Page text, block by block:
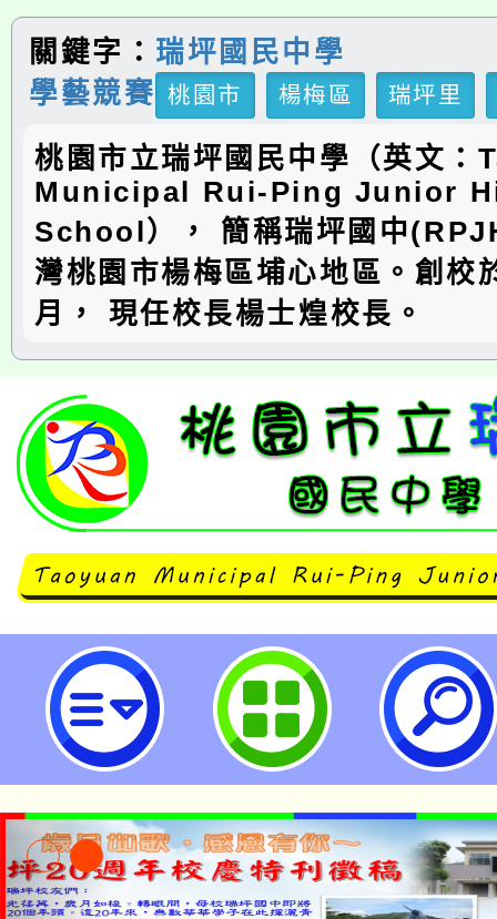
關鍵字： 瑞坪國民中學
學藝競賽 桃園市 楊梅區 瑞坪里
桃園市立瑞坪國民中學（英文：
Municipal Rui-Ping Junior
School）， 簡稱瑞坪國中
灣桃園市楊梅區埔心地區。創校
月， 現任校長楊士煌校長。
112學年度七年級雙語亮點英語歌